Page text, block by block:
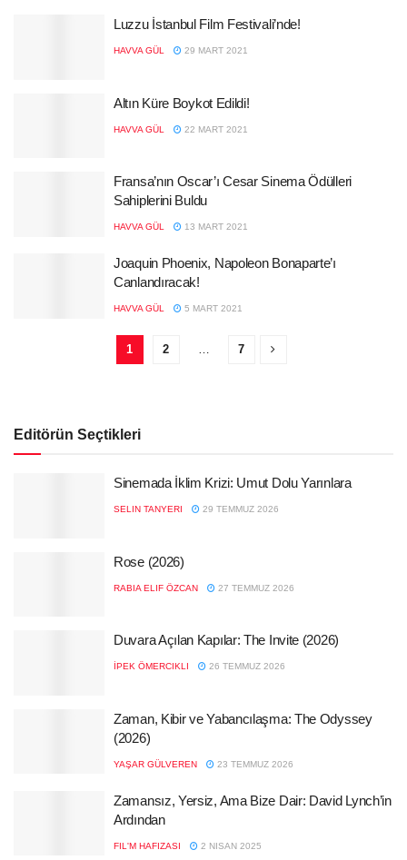
Luzzu İstanbul Film Festivali’nde!
HAVVA GÜL 29 MART 2021
Altın Küre Boykot Edildi!
HAVVA GÜL 22 MART 2021
Fransa’nın Oscar’ı Cesar Sinema Ödülleri
Sahiplerini Buldu
HAVVA GÜL 13 MART 2021
Joaquin Phoenix, Napoleon Bonaparte’ı
Canlandıracak!
HAVVA GÜL 5 MART 2021
1 2 … 7
Editörün Seçtikleri
Sinemada İklim Krizi: Umut Dolu Yarınlara
SELIN TANYERI 29 TEMMUZ 2026
Rose (2026)
RABIA ELIF ÖZCAN 27 TEMMUZ 2026
Duvara Açılan Kapılar: The Invite (2026)
İPEK ÖMERCIKLI 26 TEMMUZ 2026
Zaman, Kibir ve Yabancılaşma: The Odyssey
(2026)
YAŞAR GÜLVEREN 23 TEMMUZ 2026
Zamansız, Yersiz, Ama Bize Dair: David Lynch’in
Ardından
FIL'M HAFIZASI 2 NISAN 2025